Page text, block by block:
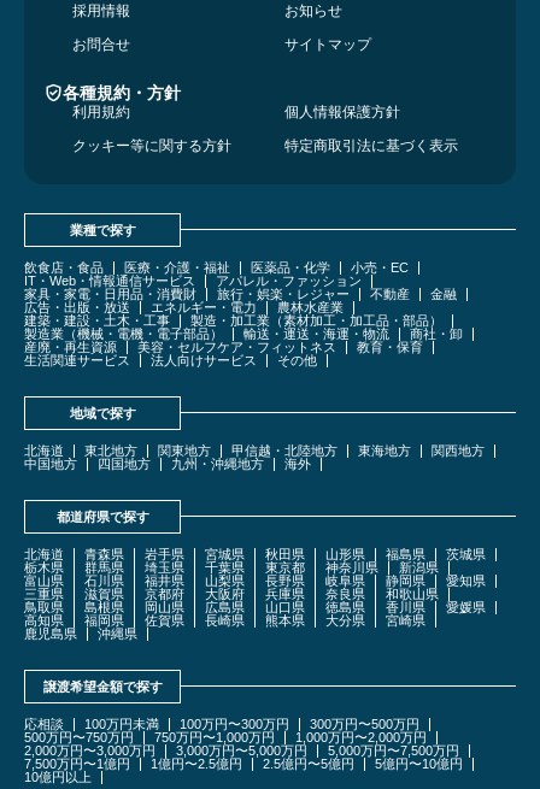
採用情報
お知らせ
お問合せ
サイトマップ
各種規約・方針
利用規約
個人情報保護方針
クッキー等に関する方針
特定商取引法に基づく表示
業種で探す
飲食店・食品 医療・介護・福祉 医薬品・化学
小売・EC
IT・Web・情報通信サービス
アパレル・ファッション
家具・家電・日用品・消費財
旅行・娯楽・レジャー 不動産
金融
広告・出版・放送
エネルギー・電力
農林水産業
建築・建設・土木・工事
製造・加工業（素材加工・加工品・部品）
製造業（機械・電機・電子部品）
輸送・運送・海運・物流
商社・卸
産廃・再生資源
美容・セルフケア・フィットネス
教育・保育
生活関連サービス
法人向けサービス その他
地域で探す
北海道 東北地方 関東地方 甲信越・北陸地方 東海地方
関西地方
中国地方
四国地方 九州・沖縄地方 海外
都道府県で探す
北海道 青森県 岩手県 宮城県 秋田県 山形県 福島県
茨城県
栃木県
群馬県 埼玉県 千葉県 東京都 神奈川県
新潟県
富山県
石川県 福井県 山梨県 長野県 岐阜県 静岡県
愛知県
三重県
滋賀県 京都府 大阪府 兵庫県 奈良県
和歌山県
鳥取県
島根県 岡山県 広島県 山口県 徳島県 香川県
愛媛県
高知県
福岡県 佐賀県 長崎県 熊本県 大分県
宮崎県
鹿児島県
沖縄県
譲渡希望金額で探す
応相談 100万円未満 100万円〜300万円
300万円〜500万円
500万円〜750万円
750万円〜1,000万円
1,000万円〜2,000万円
2,000万円〜3,000万円
3,000万円〜5,000万円
5,000万円〜7,500万円
7,500万円〜1億円
1億円〜2.5億円 2.5億円〜5億円
5億円〜10億円
10億円以上